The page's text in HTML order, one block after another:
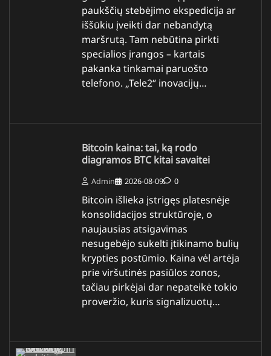
paukščių stebėjimo ekspedicija ar
iššūkiu įveikti dar nebandytą
maršrutą. Tam nebūtina pirkti
specialios įrangos – kartais
pakanka tinkamai paruošto
telefono. „Tele2“ inovacijų…
Bitcoin kaina: tai, ką rodo
diagramos BTC kitai savaitei
Admin 2026-08-09 0
Bitcoin išlieka įstrigęs platesnėje
konsolidacijos struktūroje, o
naujausias atsigavimas
nesugebėjo sukelti įtikinamo bulių
krypties postūmio. Kaina vėl artėja
prie viršutinės pasiūlos zonos,
tačiau pirkėjai dar nepateikė tokio
proveržio, kuris signalizuotų…